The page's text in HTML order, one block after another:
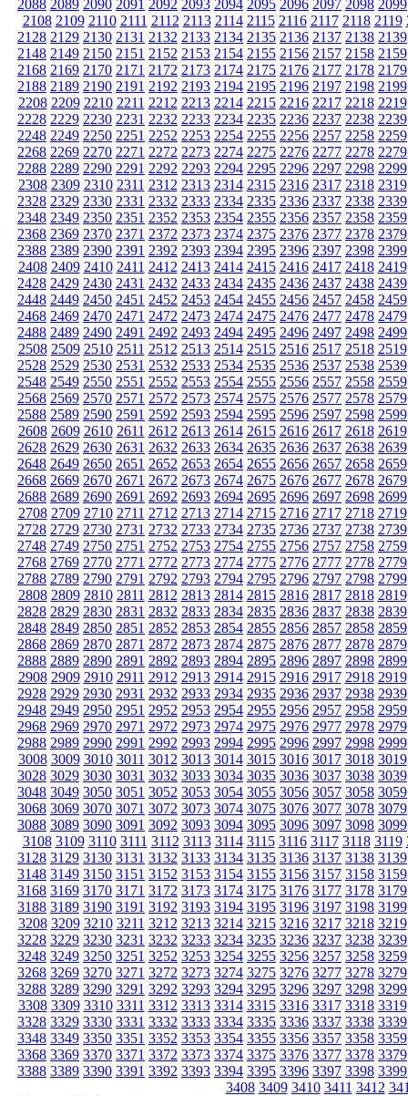
2088 2089 2090 2091 2092 2093 2094 2095 2096 2097 2098 2099
2108 2109 2110 2111 2112 2113 2114 2115 2116 2117 2118 2119
2128 2129 2130 2131 2132 2133 2134 2135 2136 2137 2138 2139
2148 2149 2150 2151 2152 2153 2154 2155 2156 2157 2158 2159
2168 2169 2170 2171 2172 2173 2174 2175 2176 2177 2178 2179
2188 2189 2190 2191 2192 2193 2194 2195 2196 2197 2198 2199
2208 2209 2210 2211 2212 2213 2214 2215 2216 2217 2218 2219
2228 2229 2230 2231 2232 2233 2234 2235 2236 2237 2238 2239
2248 2249 2250 2251 2252 2253 2254 2255 2256 2257 2258 2259
2268 2269 2270 2271 2272 2273 2274 2275 2276 2277 2278 2279
2288 2289 2290 2291 2292 2293 2294 2295 2296 2297 2298 2299
2308 2309 2310 2311 2312 2313 2314 2315 2316 2317 2318 2319
2328 2329 2330 2331 2332 2333 2334 2335 2336 2337 2338 2339
2348 2349 2350 2351 2352 2353 2354 2355 2356 2357 2358 2359
2368 2369 2370 2371 2372 2373 2374 2375 2376 2377 2378 2379
2388 2389 2390 2391 2392 2393 2394 2395 2396 2397 2398 2399
2408 2409 2410 2411 2412 2413 2414 2415 2416 2417 2418 2419
2428 2429 2430 2431 2432 2433 2434 2435 2436 2437 2438 2439
2448 2449 2450 2451 2452 2453 2454 2455 2456 2457 2458 2459
2468 2469 2470 2471 2472 2473 2474 2475 2476 2477 2478 2479
2488 2489 2490 2491 2492 2493 2494 2495 2496 2497 2498 2499
2508 2509 2510 2511 2512 2513 2514 2515 2516 2517 2518 2519
2528 2529 2530 2531 2532 2533 2534 2535 2536 2537 2538 2539
2548 2549 2550 2551 2552 2553 2554 2555 2556 2557 2558 2559
2568 2569 2570 2571 2572 2573 2574 2575 2576 2577 2578 2579
2588 2589 2590 2591 2592 2593 2594 2595 2596 2597 2598 2599
2608 2609 2610 2611 2612 2613 2614 2615 2616 2617 2618 2619
2628 2629 2630 2631 2632 2633 2634 2635 2636 2637 2638 2639
2648 2649 2650 2651 2652 2653 2654 2655 2656 2657 2658 2659
2668 2669 2670 2671 2672 2673 2674 2675 2676 2677 2678 2679
2688 2689 2690 2691 2692 2693 2694 2695 2696 2697 2698 2699
2708 2709 2710 2711 2712 2713 2714 2715 2716 2717 2718 2719
2728 2729 2730 2731 2732 2733 2734 2735 2736 2737 2738 2739
2748 2749 2750 2751 2752 2753 2754 2755 2756 2757 2758 2759
2768 2769 2770 2771 2772 2773 2774 2775 2776 2777 2778 2779
2788 2789 2790 2791 2792 2793 2794 2795 2796 2797 2798 2799
2808 2809 2810 2811 2812 2813 2814 2815 2816 2817 2818 2819
2828 2829 2830 2831 2832 2833 2834 2835 2836 2837 2838 2839
2848 2849 2850 2851 2852 2853 2854 2855 2856 2857 2858 2859
2868 2869 2870 2871 2872 2873 2874 2875 2876 2877 2878 2879
2888 2889 2890 2891 2892 2893 2894 2895 2896 2897 2898 2899
2908 2909 2910 2911 2912 2913 2914 2915 2916 2917 2918 2919
2928 2929 2930 2931 2932 2933 2934 2935 2936 2937 2938 2939
2948 2949 2950 2951 2952 2953 2954 2955 2956 2957 2958 2959
2968 2969 2970 2971 2972 2973 2974 2975 2976 2977 2978 2979
2988 2989 2990 2991 2992 2993 2994 2995 2996 2997 2998 2999
3008 3009 3010 3011 3012 3013 3014 3015 3016 3017 3018 3019
3028 3029 3030 3031 3032 3033 3034 3035 3036 3037 3038 3039
3048 3049 3050 3051 3052 3053 3054 3055 3056 3057 3058 3059
3068 3069 3070 3071 3072 3073 3074 3075 3076 3077 3078 3079
3088 3089 3090 3091 3092 3093 3094 3095 3096 3097 3098 3099
3108 3109 3110 3111 3112 3113 3114 3115 3116 3117 3118 3119
3128 3129 3130 3131 3132 3133 3134 3135 3136 3137 3138 3139
3148 3149 3150 3151 3152 3153 3154 3155 3156 3157 3158 3159
3168 3169 3170 3171 3172 3173 3174 3175 3176 3177 3178 3179
3188 3189 3190 3191 3192 3193 3194 3195 3196 3197 3198 3199
3208 3209 3210 3211 3212 3213 3214 3215 3216 3217 3218 3219
3228 3229 3230 3231 3232 3233 3234 3235 3236 3237 3238 3239
3248 3249 3250 3251 3252 3253 3254 3255 3256 3257 3258 3259
3268 3269 3270 3271 3272 3273 3274 3275 3276 3277 3278 3279
3288 3289 3290 3291 3292 3293 3294 3295 3296 3297 3298 3299
3308 3309 3310 3311 3312 3313 3314 3315 3316 3317 3318 3319
3328 3329 3330 3331 3332 3333 3334 3335 3336 3337 3338 3339
3348 3349 3350 3351 3352 3353 3354 3355 3356 3357 3358 3359
3368 3369 3370 3371 3372 3373 3374 3375 3376 3377 3378 3379
3388 3389 3390 3391 3392 3393 3394 3395 3396 3397 3398 3399
3408 3409 3410 3411 3412